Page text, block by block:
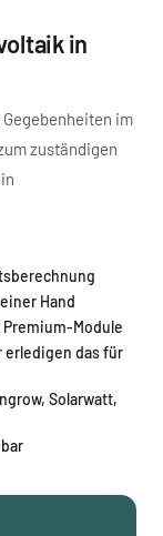
in
im
zuständigen
Hand
Premium-Module
erledigen das für
Solarwatt,